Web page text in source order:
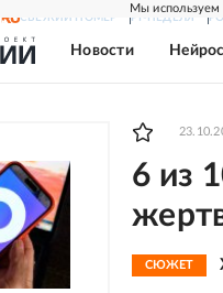
Мы используем
СВЕЖИЙ НОМЕР РГ-НЕДЕЛЯ
Новости
6 из
СЮЖЕТ